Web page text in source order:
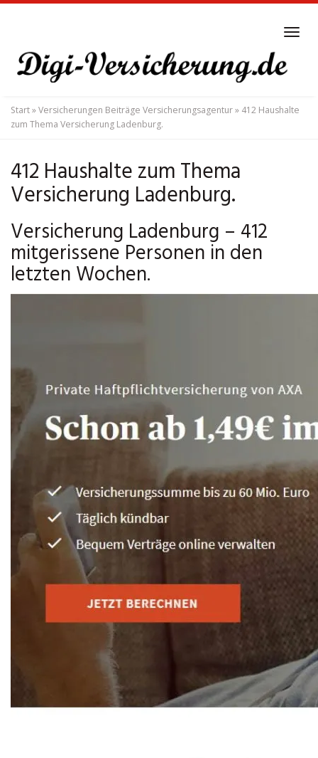
main
content
Start»Versicherungen Beiträge Versicherungsagentur» 412 Haushalte
zum Thema Versicherung Ladenburg.
412 Haushalte zum Thema
Versicherung Ladenburg.
Versicherung Ladenburg – 412
mitgerissene Personen in den
letzten Wochen.